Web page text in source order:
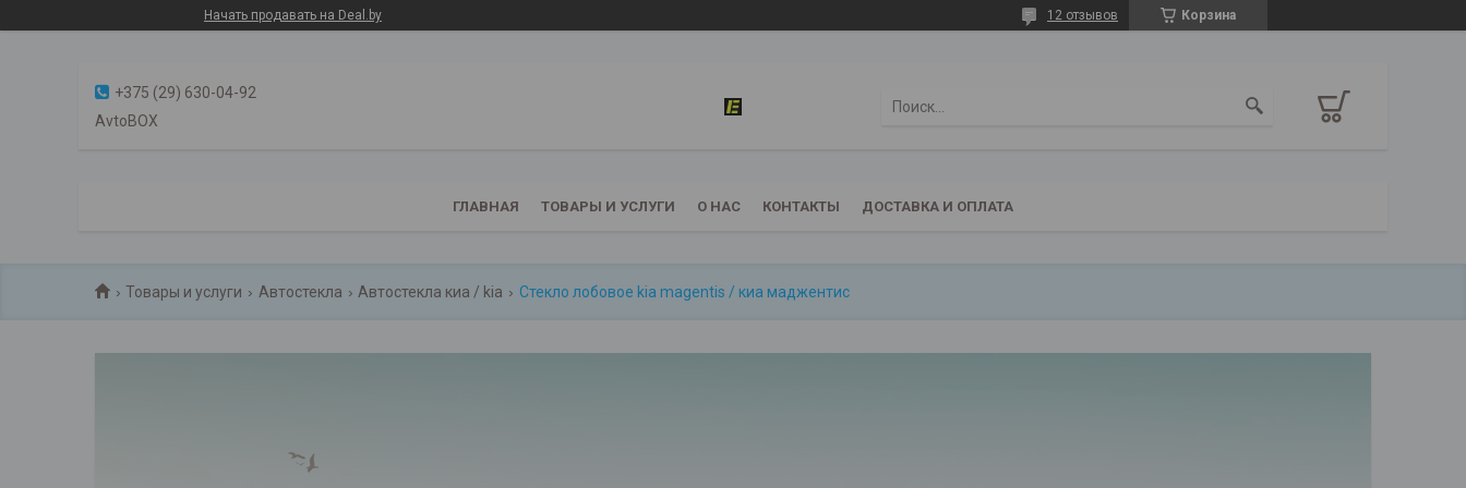
Начать продавать на Deal.by Корзина
12 отзывов
+375 (29) 630-04-92
AvtoBOX
ГЛАВНАЯ ТОВАРЫ И УСЛУГИ О НАС КОНТАКТЫ ДОСТАВКА И ОПЛАТА
Товары и услуги Автостекла Автостекла киа / kia Стекло лобовое kia magentis / киа маджентис